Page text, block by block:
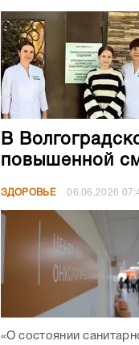
В
повышенной
ЗДОРОВЬЕ 06.06.2026
«О состоянии